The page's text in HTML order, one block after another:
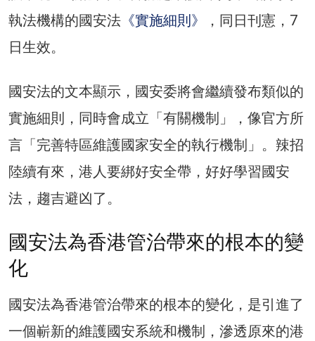
執法機構的國安法 《實施細則》
，同日刊憲，7
日生效。
國安法的文本顯示，國安委將會繼續發布類似的
實施細則，同時會成立「有關機制」，像官方所
言「完善特區維護國家安全的執行機制」。辣招
陸續有來，港人要綁好安全帶，好好學習國安
法，趨吉避凶了。
國安法為香港管治帶來的根本的變
化
國安法為香港管治帶來的根本的變化，是引進了
一個嶄新的維護國安系統和機制，滲透原來的港